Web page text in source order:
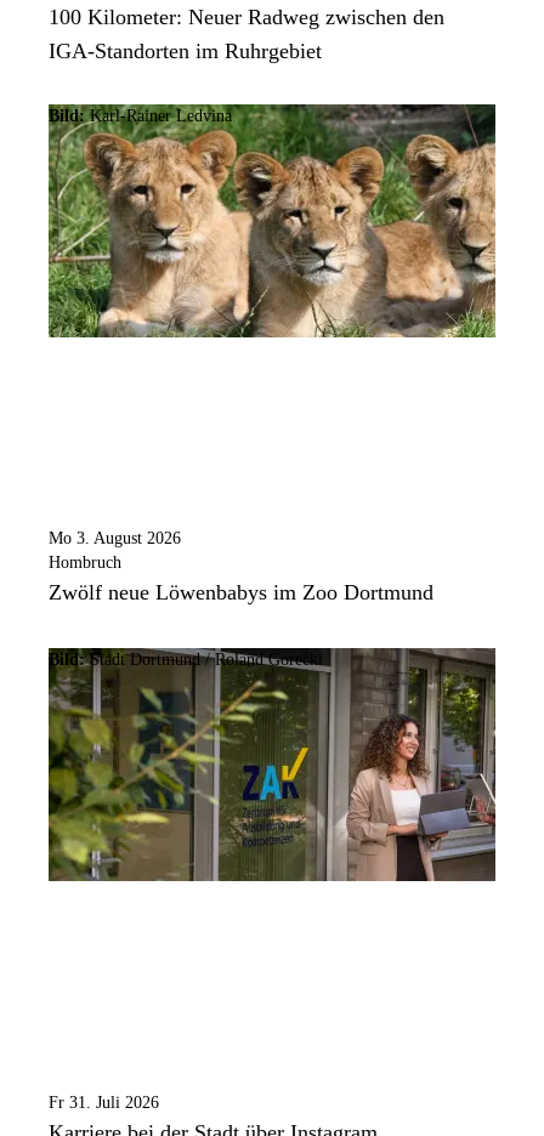
100 Kilometer: Neuer Radweg zwischen den
IGA-Standorten im Ruhrgebiet
Bild: Karl-Rainer Ledvina
Mo 3. August 2026
Hombruch
Zwölf neue Löwenbabys im Zoo Dortmund
Bild:Stadt Dortmund / Roland Gorecki
Fr 31. Juli 2026